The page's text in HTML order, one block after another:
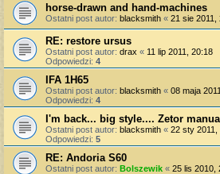
horse-drawn and hand-machines
Ostatni post autor: blacksmith « 21 sie 2011,
RE: restore ursus
Ostatni post autor: drax « 11 lip 2011, 20:18
Odpowiedzi: 4
IFA 1H65
Ostatni post autor: blacksmith « 08 maja
Odpowiedzi: 4
I'm back... big style.... Zetor
Ostatni post autor: blacksmith « 22 sty 2011,
Odpowiedzi: 5
RE: Andoria S60
Ostatni post autor: Bolszewik « 25 lis 2010,